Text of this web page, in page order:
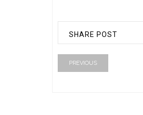
SHARE POST
PREVIOUS